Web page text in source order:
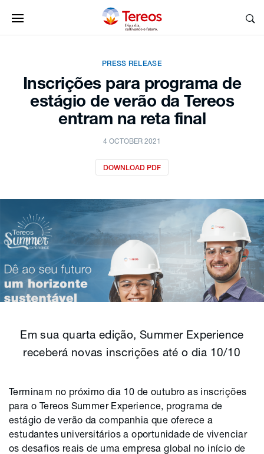
PRESS RELEASE
Inscrições para programa de
estágio de verão da Tereos
entram na reta final
4 OCTOBER 2021
DOWNLOAD PDF
Em sua quarta edição, Summer Experience
receberá novas inscrições até o dia 10/10
Terminam no próximo dia 10 de outubro as inscrições
para o Tereos Summer Experience, programa de
estágio de verão da companhia que oferece a
estudantes universitários a oportunidade de vivenciar
os desafios reais de uma empresa global no início de